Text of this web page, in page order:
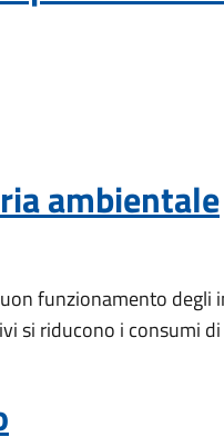
ambientale
funzionamento
si riducono i consumi